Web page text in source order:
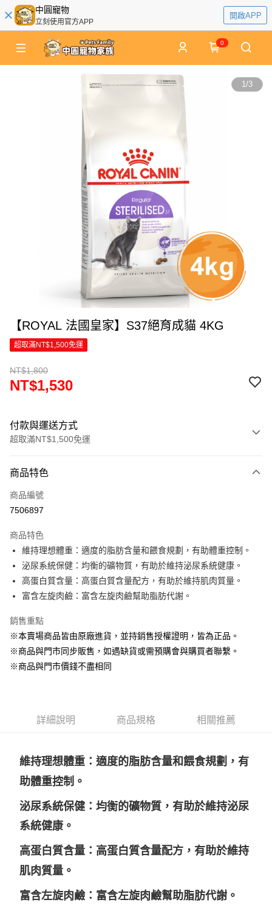
中圓寵物
立刻使用官方APP
開啟APP
0
1/3
【ROYAL 法國皇家】S37絕育成貓 4KG
超取滿NT$1,500免運
NT$1,800
NT$1,530
付款與運送方式
超取滿NT$1,500免運
信用卡一次付款
超商取貨付款
Apple Pay
街口支付
悠遊付
Google Pay
ATM付款
每筆NT$80，滿NT$1,500(含以上)免運費
每筆NT$60，滿NT$1,500(含以上)免運費
【7-11】取貨付款1500免運
每筆NT$80，滿NT$1,500(含以上)免運費
【7-11】取貨1500免運
每筆NT$60，滿NT$1,500(含以上)免運費
宅配【全館滿1500免運】
【宅配-貨到付款】1500免運
商品特色
商品編號
7506897
商品特色
維持理想體重：適度的脂肪含量和餵食規劃，有助體重控制。
泌尿系統保健：均衡的礦物質，有助於維持泌尿系統健康。
高蛋白質含量：高蛋白質含量配方，有助於維持肌肉質量。
富含左旋肉鹼：富含左旋肉鹼幫助脂肪代謝。
銷售重點
※本賣場商品皆由原廠進貨，並持銷售授權證明，皆為正品。
※商品與門市同步販售，如遇缺貨或需預購會與購買者聯繫。
※商品與門市價錢不盡相同
詳細說明 商品規格 相關推薦
維持理想體重：適度的脂肪含量和餵食規劃，有
助體重控制。
泌尿系統保健：均衡的礦物質，有助於維持泌尿
系統健康。
高蛋白質含量：高蛋白質含量配方，有助於維持
肌肉質量。
富含左旋肉鹼：富含左旋肉鹼幫助脂肪代謝。